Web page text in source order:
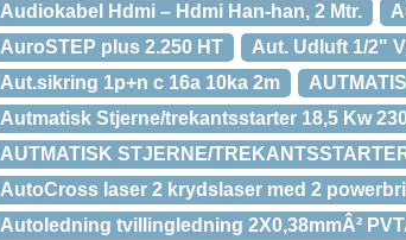
Audiokabel Hdmi – Hdmi Han-han, 2 Mtr.
AuroSTEP plus 2.250 HT
Aut. Udluft 1/2"
Aut.sikring 1p+n c 16a 10ka 2m
Autmatisk Stjerne/trekantsstarter 18,5 Kw
AUTMATISK STJERNE/
AutoCross laser 2 krydslaser med 2
Autoledning tvillingledning 2X0,38mmÂ²